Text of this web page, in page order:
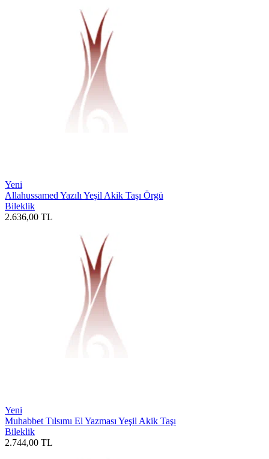
Yeni
Allahussamed Yazılı Yeşil Akik Taşı Örgü
Bileklik
2.636,00 TL
Yeni
Muhabbet Tılsımı El Yazması Yeşil Akik Taşı
Bileklik
2.744,00 TL